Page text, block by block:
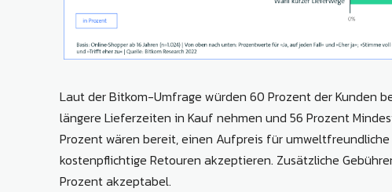
Laut der Bitkom-Umfrage würden 60 Prozent der Kunden
längere Lieferzeiten in Kauf nehmen und 56 Prozent
Prozent wären bereit, einen Aufpreis für
kostenpflichtige Retouren akzeptieren. Zusätzliche
Prozent akzeptabel.